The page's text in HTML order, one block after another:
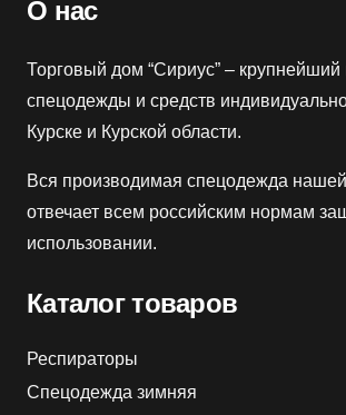
О нас
Торговый дом “Сириус” – крупнейший
спецодежды и средств
Курске и Курской области.
Вся производимая спецодежда
отвечает всем российским нормам
использовании.
Каталог товаров
Респираторы
Спецодежда зимняя